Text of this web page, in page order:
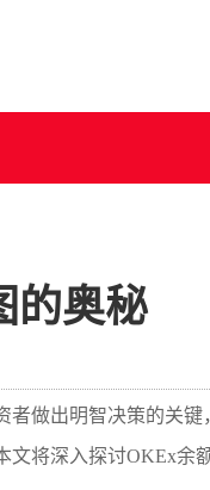
的奥秘
做出明智决策的关
将深入探讨OKEx余